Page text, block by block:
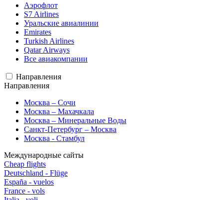
Аэрофлот
S7 Airlines
Уральские авиалинии
Emirates
Turkish Airlines
Qatar Airways
Все авиакомпании
Направления
Направления
Москва – Сочи
Москва – Махачкала
Москва – Минеральные Воды
Санкт-Петербург – Москва
Москва - Стамбул
Международные сайты
Cheap flights
Deutschland - Flüge
España - vuelos
France - vols